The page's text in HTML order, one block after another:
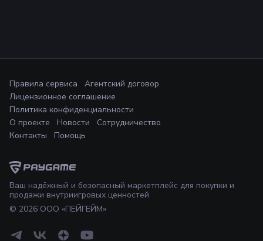
Ваш надёжный и безопасный маркетплейс для покупки и
продажи внутриигровых ценностей
© 2026 ООО «ПЕЙГЕЙМ»
Правила сервиса
Агентский договор
Лицензионное соглашение
Политика конфиденциальности
О проекте
Новости
Сотрудничество
Контакты
Помощь